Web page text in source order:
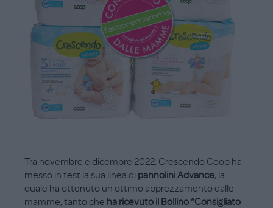
Tra novembre e dicembre 2022, Crescendo Coop ha
messo in test la sua linea di pannolini Advance, la
quale ha ottenuto un ottimo apprezzamento dalle
mamme, tanto che ha ricevuto il Bollino “Consigliato